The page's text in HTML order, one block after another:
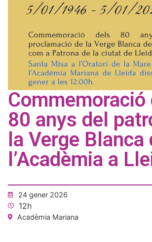
Commemoració
80 anys del
la Verge Blanca
l’Acadèmia a
24 gener 2026
12h
Acadèmia Mariana